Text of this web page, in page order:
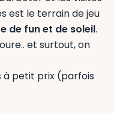
est le terrain de jeu
de fun et de soleil.
et surtout, on
petit prix (parfois